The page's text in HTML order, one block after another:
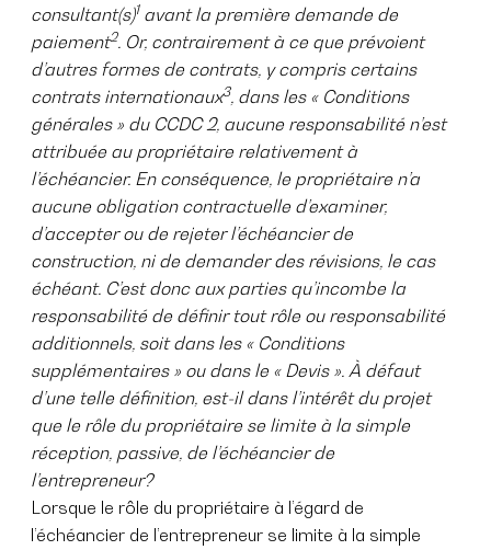
consultant(s)1avant la première demande de
paiement2. Or, contrairement à ce que prévoient
d’autres formes de contrats, y compris certains
contrats internationaux3, dans les « Conditions
générales » du CCDC 2, aucune responsabilité n’est
attribuée au propriétaire relativement à
l’échéancier. En conséquence, le propriétaire n’a
aucune obligation contractuelle d’examiner,
d’accepter ou de rejeter l’échéancier de
construction, ni de demander des révisions, le cas
échéant. C’est donc aux parties qu’incombe la
responsabilité de définir tout rôle ou responsabilité
additionnels, soit dans les « Conditions
supplémentaires » ou dans le « Devis ». À défaut
d’une telle définition, est-il dans l’intérêt du projet
que le rôle du propriétaire se limite à la simple
réception, passive, de l’échéancier de
l’entrepreneur?
Lorsque le rôle du propriétaire à l’égard de
l’échéancier de l’entrepreneur se limite à la simple